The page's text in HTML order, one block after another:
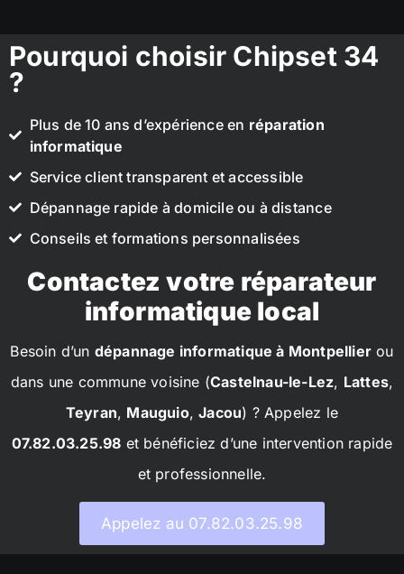
Pourquoi choisir Chipset 34
?
Plus de 10 ans d’expérience en réparation
informatique
Service client transparent et accessible
Dépannage rapide à domicile ou à distance
Conseils et formations personnalisées
Contactez votre réparateur
informatique local
Besoin d’un dépannage informatique à Montpellier ou
dans une commune voisine (Castelnau-le-Lez, Lattes,
Teyran, Mauguio,Jacou) ? Appelez le
07.82.03.25.98 et bénéficiez d’une intervention rapide
et professionnelle.
Appelez au 07.82.03.25.98